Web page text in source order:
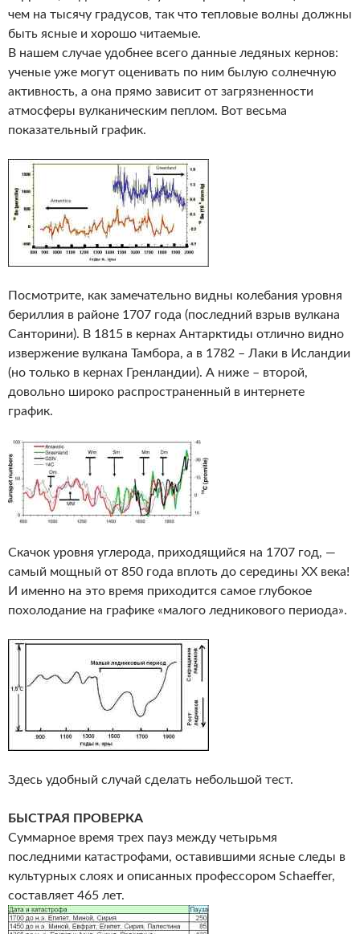
чем на тысячу градусов, так что тепловые волны должны
быть ясные и хорошо читаемые.
В нашем случае удобнее всего данные ледяных кернов:
ученые уже могут оценивать по ним былую солнечную
активность, а она прямо зависит от загрязненности
атмосферы вулканическим пеплом. Вот весьма
показательный график.
Посмотрите, как замечательно видны колебания уровня
бериллия в районе 1707 года (последний взрыв вулкана
Санторини). В 1815 в кернах Антарктиды отлично видно
извержение вулкана Тамбора, а в 1782 – Лаки в Исландии
(но только в кернах Гренландии). А ниже – второй,
довольно широко распространенный в интернете
график.
Скачок уровня углерода, приходящийся на 1707 год, —
самый мощный от 850 года вплоть до середины XX века!
И именно на это время приходится самое глубокое
похолодание на графике «малого ледникового периода».
Здесь удобный случай сделать небольшой тест.
БЫСТРАЯ ПРОВЕРКА
Суммарное время трех пауз между четырьмя
последними катастрофами, оставившими ясные следы в
культурных слоях и описанных профессором Schaeffer,
составляет 465 лет.